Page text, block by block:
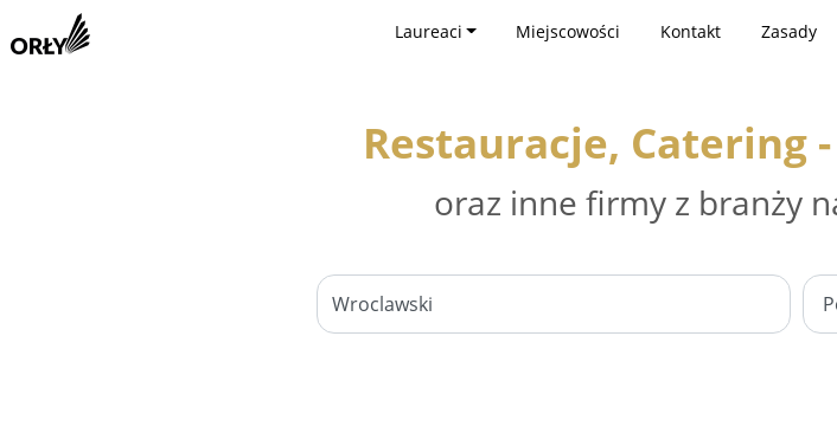
Laureaci Miejscowości Kontakt Zasady
Restauracje, Catering
oraz inne firmy z branży